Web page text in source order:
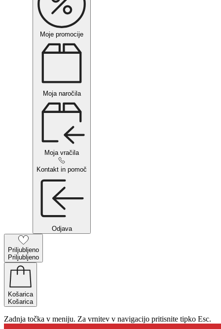
Moje promocije
Moja naročila
Moja vračila
Kontakt in pomoč
Odjava
Priljubljeno
Priljubljeno
Košarica
Košarica
Zadnja točka v meniju. Za vrnitev v navigacijo pritisnite tipko Esc.